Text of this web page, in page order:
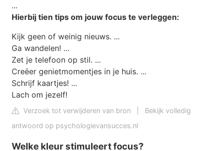
...
Hierbij tien tips om jouw focus te verleggen:
Kijk geen of weinig nieuws. ...
Ga wandelen! ...
Zet je telefoon op stil. ...
Creëer genietmomentjes in je huis. ...
Schrijf kaartjes! ...
Lach om jezelf!
Verzoek tot verwijderen van bron
Bekijk volledig
antwoord op psychologievansucces.nl
Welke kleur stimuleert focus?